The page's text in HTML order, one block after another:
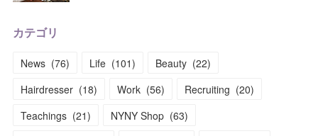
カテゴリ
News (76) Life (101) Beauty (22)
Hairdresser (18) Work (56) Recruiting (20)
Teachings (21) NYNY Shop (63)